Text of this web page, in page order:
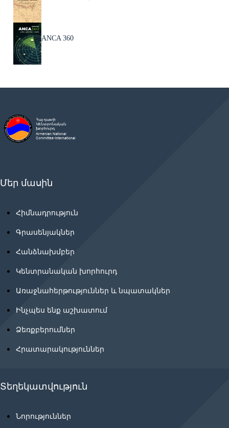
ANCA 360
Մեր մասին
Հիմնադրություն
Գրասենյակներ
Հանձնախմբեր
Կենտրանական խորհուրդ
Առաջնահերթություններ և նպատակներ
Ինչպես ենք աշխատում
Ձեռքբերումներ
Հրատարակություններ
Տեղեկատվություն
Նորություններ